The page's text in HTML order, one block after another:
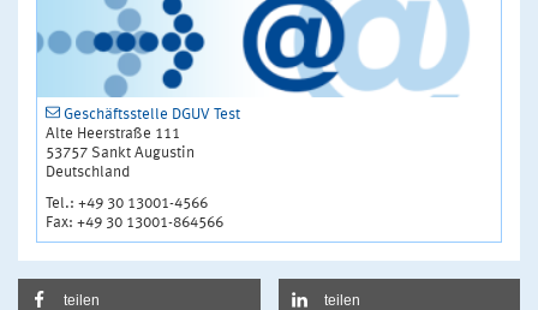
Geschäftsstelle DGUV Test
Alte Heerstraße 111
53757 Sankt Augustin
Deutschland
Tel.: +49 30 13001-4566
Fax: +49 30 13001-864566
teilen teilen